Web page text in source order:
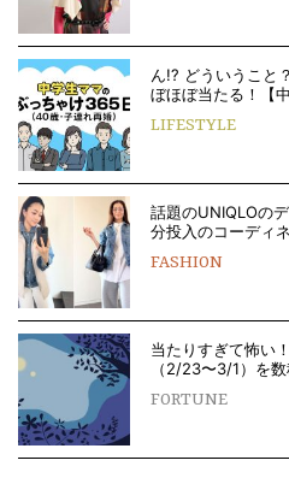
ん!? どういうこと
ぼほぼ当たる！【
LIFESTYLE
話題のUNIQLOの
分投入のコーディ
FASHION
当たりすぎて怖い
（2/23〜3/1）を
FORTUNE